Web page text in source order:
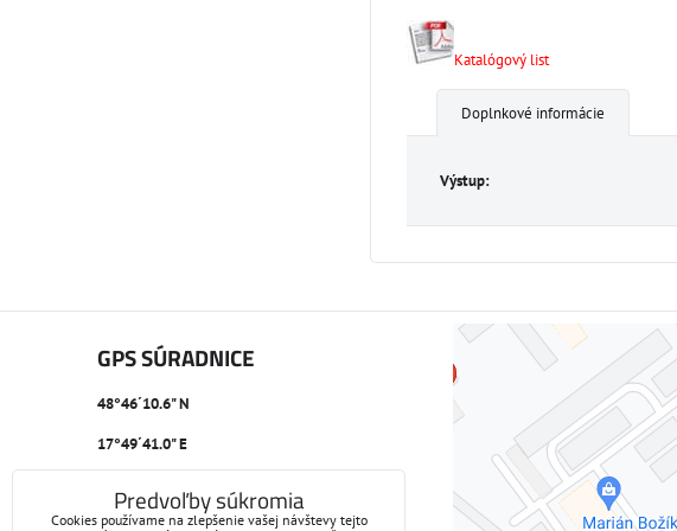
Katalógový list
Doplnkové informácie
Výstup:
GPS SÚRADNICE
48°46´10.6" N
17°49´41.0" E
Externý obsah
Predvoľby súkromia
Cookies používame na zlepšenie vašej návštevy tejto